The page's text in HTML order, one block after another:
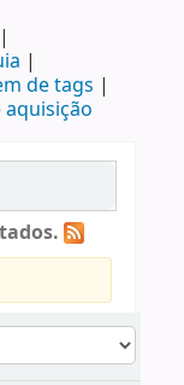
de tags
aquisição